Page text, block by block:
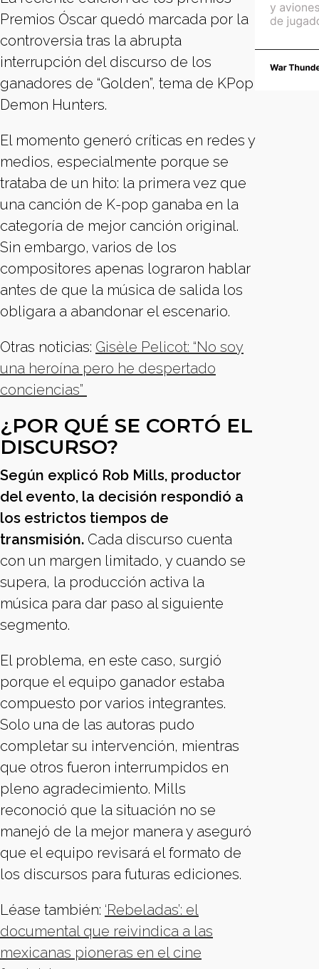
Premios Óscar quedó marcada por la
controversia tras la abrupta
interrupción del discurso de los
ganadores de “Golden”, tema de KPop
Demon Hunters.
El momento generó críticas en redes y
medios, especialmente porque se
trataba de un hito: la primera vez que
una canción de K-pop ganaba en la
categoría de mejor canción original.
Sin embargo, varios de los
compositores apenas lograron hablar
antes de que la música de salida los
obligara a abandonar el escenario.
Otras noticias: Gisèle Pelicot: “No soy
una heroína pero he despertado
conciencias”
¿POR QUÉ SE CORTÓ EL
DISCURSO?
Según explicó Rob Mills, productor
del evento, la decisión respondió a
los estrictos tiempos de
transmisión. Cada discurso cuenta
con un margen limitado, y cuando se
supera, la producción activa la
música para dar paso al siguiente
segmento.
El problema, en este caso, surgió
porque el equipo ganador estaba
compuesto por varios integrantes.
Solo una de las autoras pudo
completar su intervención, mientras
que otros fueron interrumpidos en
pleno agradecimiento. Mills
reconoció que la situación no se
manejó de la mejor manera y aseguró
que el equipo revisará el formato de
los discursos para futuras ediciones.
Léase también: ‘Rebeladas’: el
documental que reivindica a las
mexicanas pioneras en el cine